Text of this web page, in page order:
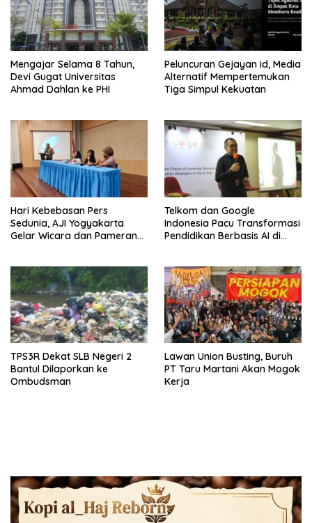
Mengajar Selama 8 Tahun,
Devi Gugat Universitas
Ahmad Dahlan ke PHI
Peluncuran Gejayan id, Media
Alternatif Mempertemukan
Tiga Simpul Kekuatan
Hari Kebebasan Pers
Sedunia, AJI Yogyakarta
Gelar Wicara dan Pameran
Telkom dan Google
Indonesia Pacu Transformasi
Pendidikan Berbasis AI di
TPS3R Dekat SLB Negeri 2
Bantul Dilaporkan ke
Ombudsman
Lawan Union Busting, Buruh
PT Taru Martani Akan Mogok
Kerja